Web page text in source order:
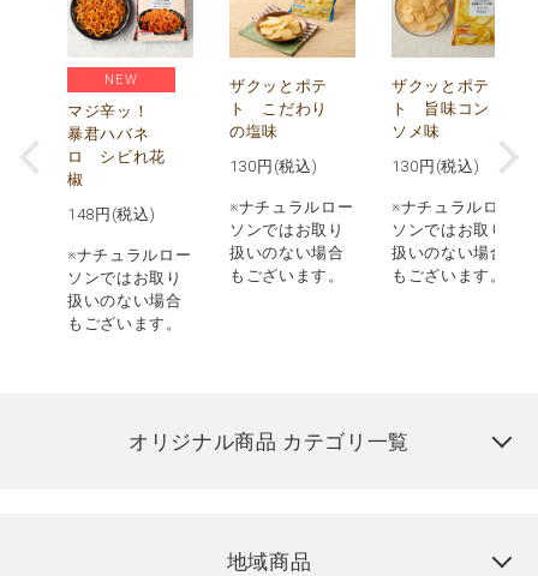
NEW
マジ辛ッ！
暴君ハバネ
ロ シビれ花
椒
148 円(税込)
※ナチュラルロー
ソンではお取り
扱いのない場合
もございます。
ザクッとポテ
ト こだわり
の塩味
130 円(税込)
※ナチュラルロー
ソンではお取り
扱いのない場合
もございます。
ザクッとポテ
ト 旨味コン
ソメ味
130 円(税込)
※ナチュラルロー
ソンではお取り
扱いのない場合
もございます。
オリジナル商品 カテゴリ一覧
地域商品